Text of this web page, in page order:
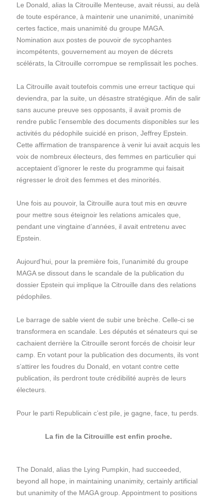
Le Donald, alias la Citrouille Menteuse, avait réussi, au delà
de toute espérance, à maintenir une unanimité, unanimité
certes factice, mais unanimité du groupe MAGA.
Nomination aux postes de pouvoir de sycophantes
incompétents, gouvernement au moyen de décrets
scélérats, la Citrouille corrompue se remplissait les poches.
La Citrouille avait toutefois commis une erreur tactique qui
deviendra, par la suite, un désastre stratégique. Afin de salir
sans aucune preuve ses opposants, il avait promis de
rendre public l’ensemble des documents disponibles sur les
activités du pédophile suicidé en prison, Jeffrey Epstein.
Cette affirmation de transparence à venir lui avait acquis les
voix de nombreux électeurs, des femmes en particulier qui
acceptaient d’ignorer le reste du programme qui faisait
régresser le droit des femmes et des minorités.
Une fois au pouvoir, la Citrouille aura tout mis en œuvre
pour mettre sous éteignoir les relations amicales que,
pendant une vingtaine d’années, il avait entretenu avec
Epstein.
Aujourd’hui, pour la première fois, l’unanimité du groupe
MAGA se dissout dans le scandale de la publication du
dossier Epstein qui implique la Citrouille dans des relations
pédophiles.
Le barrage de sable vient de subir une brèche. Celle-ci se
transformera en scandale. Les députés et sénateurs qui se
cachaient derrière la Citrouille seront forcés de choisir leur
camp. En votant pour la publication des documents, ils vont
s’attirer les foudres du Donald, en votant contre cette
publication, ils perdront toute crédibilité auprès de leurs
électeurs.
Pour le parti Republicain c’est pile, je gagne, face, tu perds.
La fin de la Citrouille est enfin proche.
The Donald, alias the Lying Pumpkin, had succeeded,
beyond all hope, in maintaining unanimity, certainly artificial
but unanimity of the MAGA group. Appointment to positions